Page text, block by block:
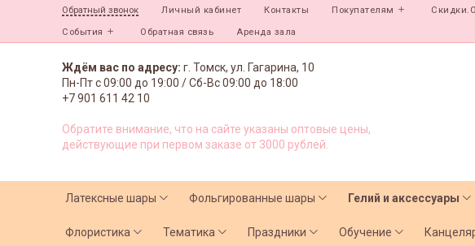
Обратный звонок Личный кабинет Контакты Покупателям
События Обратная связь Аренда зала
Ждём вас по адресу: г. Томск, ул. Гагарина, 10
Пн-Пт с09:00 до 19:00 /Сб-Вс 09:00 до 18:00
+7 901 611 42 10
Обратите внимание, что на сайте указаны оптовые цены,
действующие при первом заказе от 3000 рублей.
Латексные шары Фольгированные шары Гелий и аксессуары
Флористика Тематика Праздники Обучение